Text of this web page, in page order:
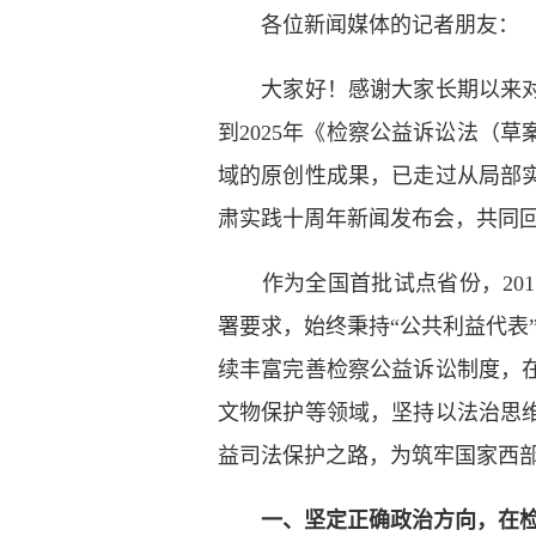
各位新闻媒体的记者朋友：
大家好！感谢大家长期以来对
到2025年《检察公益诉讼法（
域的原创性成果，已走过从局部
肃实践十周年新闻发布会，共同
作为全国首批试点省份，
署要求，始终秉持“公共利益代
续丰富完善检察公益诉讼制度，
文物保护等领域，坚持以法治思
益司法保护之路，为筑牢国家西
一、坚定正确政治方向，在检